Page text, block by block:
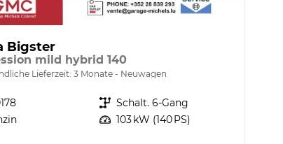
Bigster
mild hybrid 140
Lieferzeit: 3 Monate Neuwagen
Getriebe Schalt. 6-Gang
Leistung 103 kW (140 PS)